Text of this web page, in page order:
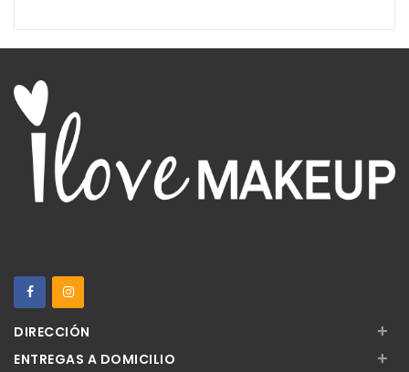
DIRECCIÓN +
ENTREGAS A DOMICILIO +